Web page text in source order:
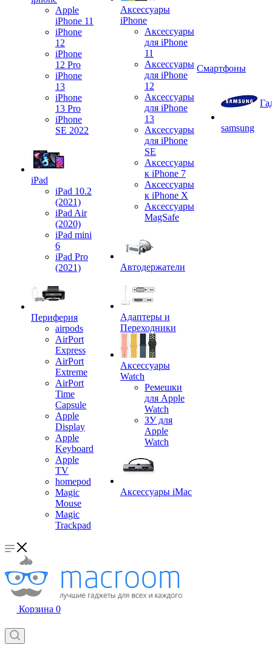
Apple
iPhone 11
iPhone
12
iPhone
12 Pro
iPhone
13
iPhone
13 Pro
iPhone
SE 2022
iPad
iPad 10.2
(2021)
iPad Air
(2020)
iPad mini
6
iPad Pro
(2021)
Периферия
airpods
AirPort
Express
AirPort
Extreme
AirPort
Time
Capsule
Apple
Display
Apple
Keyboard
Apple
TV
homepod
Magic
Mouse
Magic
Trackpad
Аксессуары
iPhone
Аксессуары
для iPhone
11
Аксессуары
для iPhone
12
Аксессуары
для iPhone
13
Аксессуары
для iPhone
SE
Аксессуары
к iPhone 7
Аксессуары
к iPhone X
Аксессуары
MagSafe
Автодержатели
Адаптеры и
Переходники
Аксессуары
Watch
Ремешки
для Apple
Watch
ЗУ для
Apple
Watch
Аксессуары iMac
Смартфоны
samsung
Корзина 0